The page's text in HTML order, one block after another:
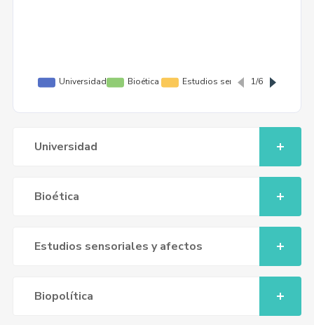
Universidad
Bioética
Estudios sensoriales y afectos
Biopolítica